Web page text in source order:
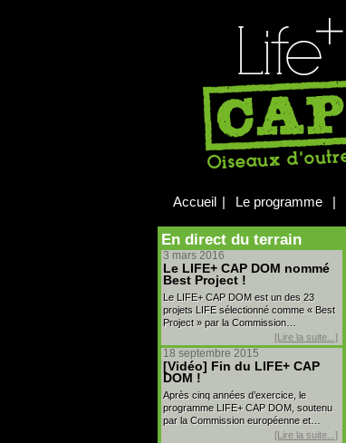
Accueil | Le programme |
En direct du terrain
3 mars 2016
Le LIFE+ CAP DOM nommé
Best Project !
Le LIFE+ CAP DOM est un des 23
projets LIFE sélectionné comme « Best
Project » par la Commission…
[Lire la suite...]
18 septembre 2015
[Vidéo] Fin du LIFE+ CAP
DOM !
Après cinq années d’exercice, le
programme LIFE+ CAP DOM, soutenu
par la Commission européenne et…
[Lire la suite...]